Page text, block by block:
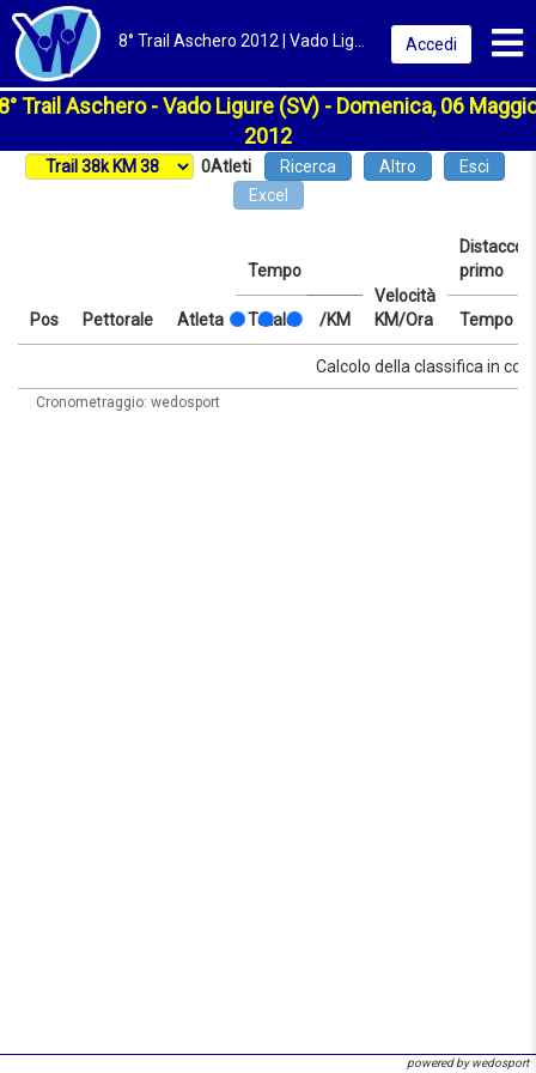
Accedi
Trail Aschero - Vado Ligure (SV) - Domenica, 06
2012
0Atleti Ricerca Altro
Esci
Excel
Pos Pettorale Atleta
Tempo
Velocità
KM/Ora
Distacco
primo
Totale /KM
Tempo
Velocità
Distacco
/KM Tempo
Calcolo della classifica in
Cronometraggio: wedosport
powered by wedosport